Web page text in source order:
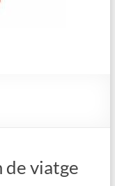
de viatge